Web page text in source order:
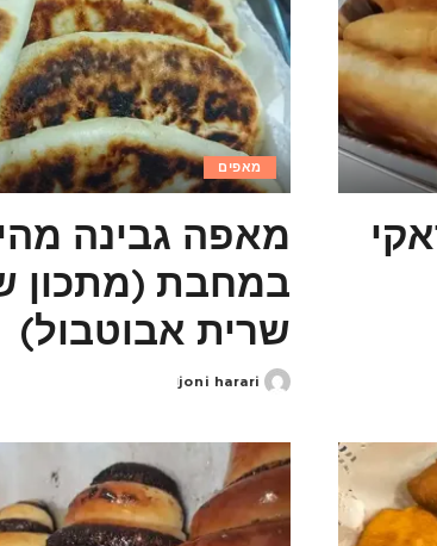
מאפים
מאפה גבינה
במחבת (מתכון
שרית אבוטבול)
Posted
joni harari